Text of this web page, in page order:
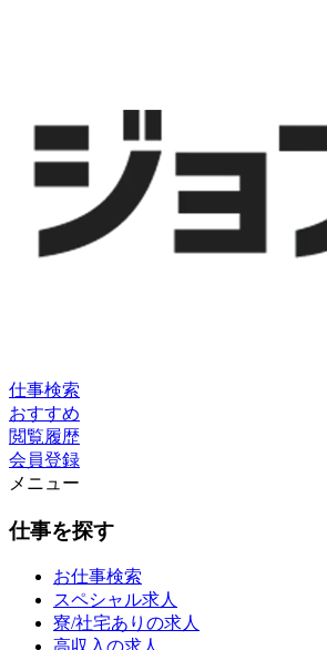
仕事検索
おすすめ
閲覧履歴
会員登録
メニュー
仕事を探す
お仕事検索
スペシャル求人
寮/社宅ありの求人